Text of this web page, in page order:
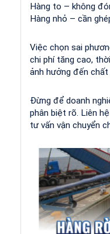
Hàng to – không
Hàng nhỏ – cần
Việc chọn sai
chi phí tăng cao,
ảnh hưởng đến chất
Đừng để doanh
phân biệt rõ. Liên
tư vấn vận chuyển